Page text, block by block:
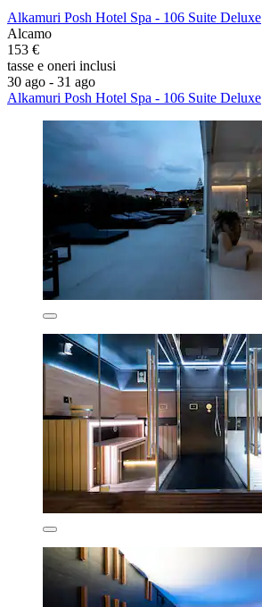
Alkamuri Posh Hotel Spa - 106 Suite Deluxe
Alcamo
153 €
tasse e oneri inclusi
30 ago - 31 ago
Alkamuri Posh Hotel Spa - 106 Suite Deluxe